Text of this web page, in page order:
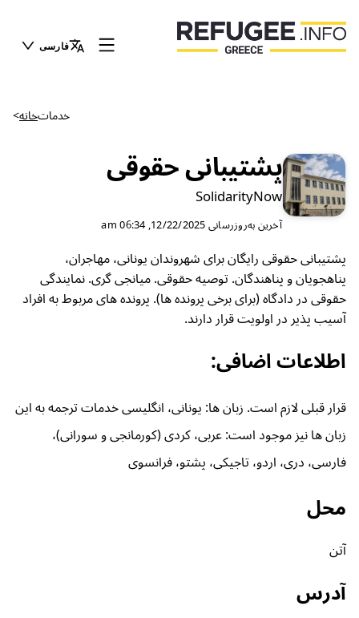
فارسی
خانه> خدمات
پشتیبانی حقوقی
SolidarityNow
آخرین به‌روزرسانی12/22/2025, 06:34 am
پشتیبانی حقوقی رایگان برای شهروندان یونانی، مهاجران،
پناهجویان و پناهندگان. توصیه حقوقی. میانجی گری. نمایندگی
حقوقی در دادگاه (برای برخی پرونده ها). پرونده های مربوط به افراد
آسیب پذیر در اولویت قرار دارند.
اطلاعات اضافی:
قرار قبلی لازم است. زبان ها: یونانی، انگلیسی خدمات ترجمه به این
زبان ها نیز موجود است: عربی، کردی (کورمانجی و سورانی)،
فارسی، دری، اردو، تاجیکی، پشتو، فرانسوی
محل
آتن
آدرس